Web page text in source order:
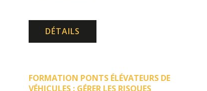
DÉTAILS
FORMATION PONTS ÉLÉVATEURS DE
VÉHICULES : GÉRER LES RISQUES